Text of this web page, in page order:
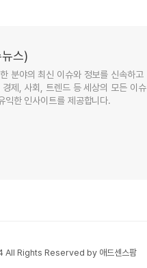
스)
분야의 최신 이슈와 정보를 신속하고
제, 사회, 트렌드 등 세상의 모든 이슈
익한 인사이트를 제공합니다.
Rights Reserved by 애드센스팜